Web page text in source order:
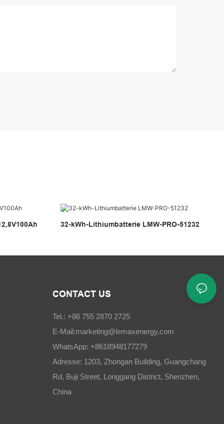
32-kWh-Lithiumbatterie LMW-PRO-51232
CONTACT US
Tel.: +86 755 2870 2725
E-Mail:marketing@lemaxenergy.com
WhatsApp: +8618948177279
Adresse: 1203, Zhongan Building, Guangchang
Rd, Buji Street, Longgang District, Shenzhen,
China